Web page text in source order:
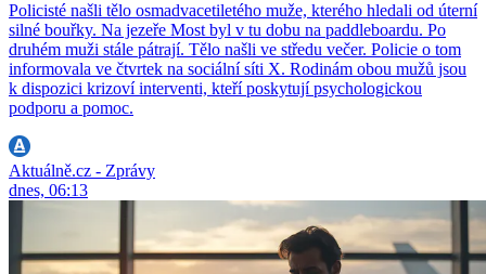
Policisté našli tělo osmadvacetiletého muže, kterého hledali od úterní
silné bouřky. Na jezeře Most byl v tu dobu na paddleboardu. Po
druhém muži stále pátrají. Tělo našli ve středu večer. Policie o tom
informovala ve čtvrtek na sociální síti X. Rodinám obou mužů jsou
k dispozici krizoví interventi, kteří poskytují psychologickou
podporu a pomoc.
Aktuálně.cz - Zprávy
dnes, 06:13